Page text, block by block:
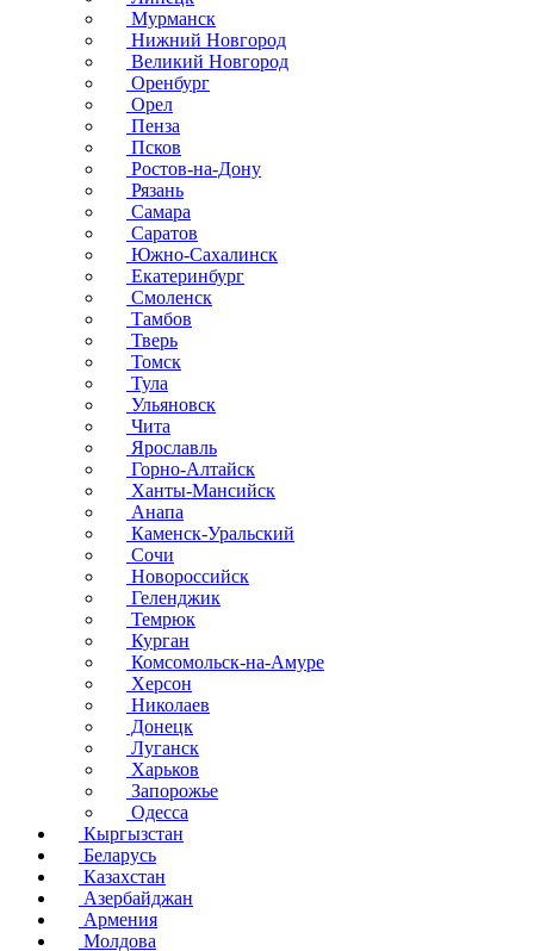
Мурманск
Нижний Новгород
Великий Новгород
Оренбург
Орел
Пенза
Псков
Ростов-на-Дону
Рязань
Самара
Саратов
Южно-Сахалинск
Екатеринбург
Смоленск
Тамбов
Тверь
Томск
Тула
Ульяновск
Чита
Ярославль
Горно-Алтайск
Ханты-Мансийск
Анапа
Каменск-Уральский
Сочи
Новороссийск
Геленджик
Темрюк
Курган
Комсомольск-на-Амуре
Херсон
Николаев
Донецк
Луганск
Харьков
Запорожье
Одесса
Кыргызстан
Беларусь
Казахстан
Азербайджан
Армения
Молдова